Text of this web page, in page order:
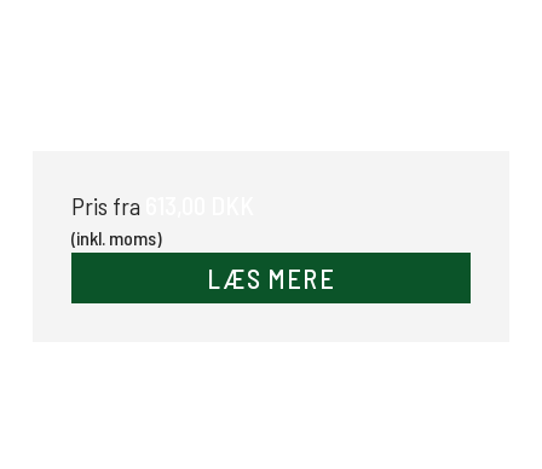
Pris fra
(inkl. moms)
LÆS MERE